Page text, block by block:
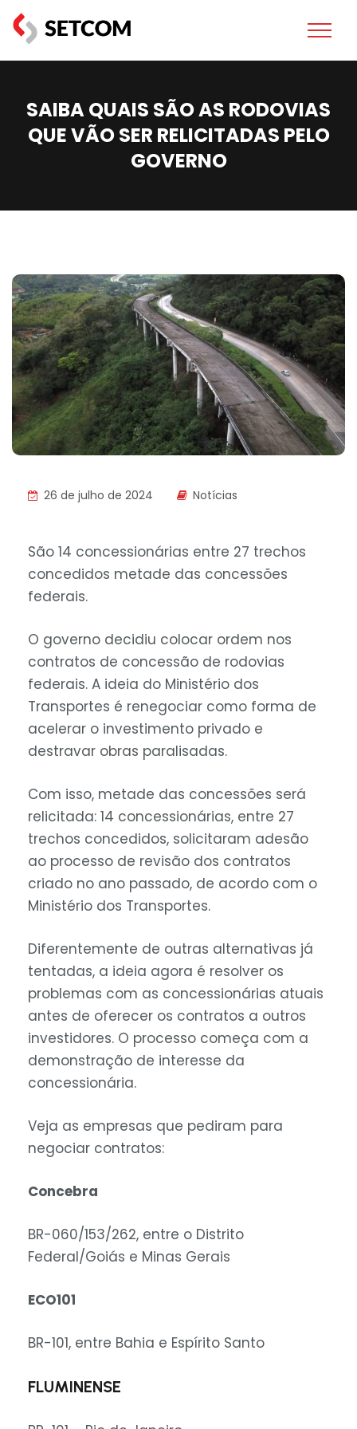
SAIBA QUAIS SÃO AS RODOVIAS
QUE VÃO SER RELICITADAS PELO
GOVERNO
26 de julho de 2024 Notícias
São 14 concessionárias entre 27 trechos
concedidos metade das concessões
federais.
O governo decidiu colocar ordem nos
contratos de concessão de rodovias
federais. A ideia do Ministério dos
Transportes é renegociar como forma de
acelerar o investimento privado e
destravar obras paralisadas.
Com isso, metade das concessões será
relicitada: 14 concessionárias, entre 27
trechos concedidos, solicitaram adesão
ao processo de revisão dos contratos
criado no ano passado, de acordo com o
Ministério dos Transportes.
Diferentemente de outras alternativas já
tentadas, a ideia agora é resolver os
problemas com as concessionárias atuais
antes de oferecer os contratos a outros
investidores. O processo começa com a
demonstração de interesse da
concessionária.
Veja as empresas que pediram para
negociar contratos:
Concebra
BR-060/153/262, entre o Distrito
Federal/Goiás e Minas Gerais
ECO101
BR-101, entre Bahia e Espírito Santo
FLUMINENSE